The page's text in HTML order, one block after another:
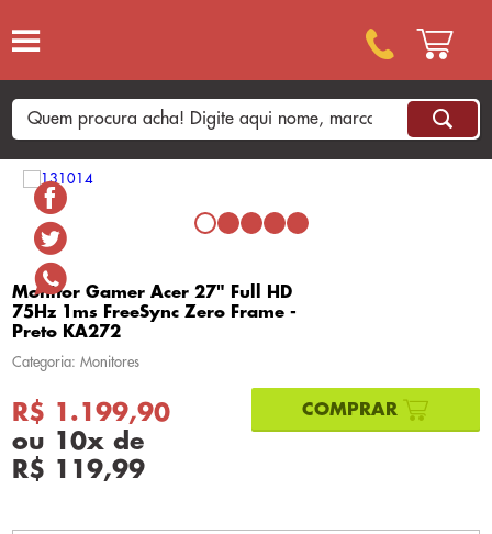
Monitor Gamer Acer 27" Full HD
75Hz 1ms FreeSync Zero Frame -
Preto KA272
Categoria: Monitores
R$ 1.199,90
ou 10x de
R$ 119,99